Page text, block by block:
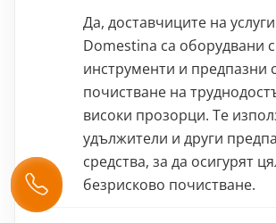
Да, доставчиците на
Domestina са оборудвани
инструменти и предпазни
почистване на
високи прозорци. Те
удължители и други
средства, за да осигурят
безрисково почистване.